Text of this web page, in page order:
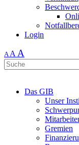
Login
AA A
Das GIB
Unser
Gremien